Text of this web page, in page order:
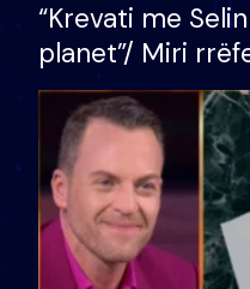
“Krevati me
planet”/ Miri
bukura në
mungojë zilja e